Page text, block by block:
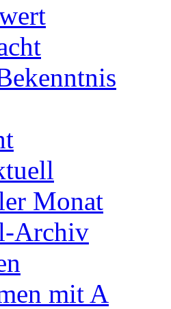
Monat
Archiv
mit A